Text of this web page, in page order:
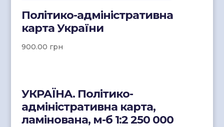
Політико-адміністративна
карта України
900.00 грн
УКРАЇНА. Політико-
адміністративна карта,
ламінована, м-б 1:2 250 000